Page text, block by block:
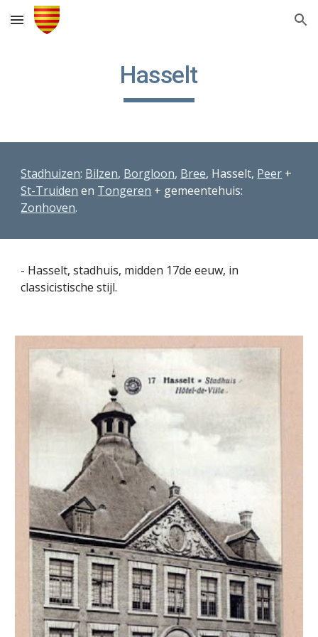
Skip to main content Skip to navigation
Hasselt
Stadhuizen: Bilzen, Borgloon, Bree, Hasselt, Peer
St-Truiden en Tongeren
Zonhoven.
- Hasselt, stadhuis, midden 17de eeuw, in
classicistische stijl.